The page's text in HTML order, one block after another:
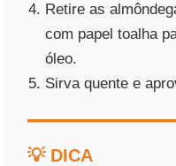
Retire as
com papel toalha
óleo.
Sirva quente e
💡 DICA